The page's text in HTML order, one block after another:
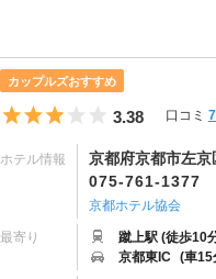
カップルズおすすめ
5つ星のうち3
3.38 口コミ
ホテル情報
京都府京都市左
075-761-1377
京都ホテル協会
最寄り
蹴上駅 (徒歩10
京都東IC (車15